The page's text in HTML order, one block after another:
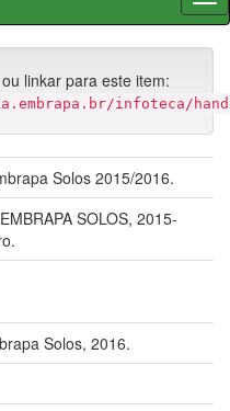
linkar para este item:
infoteca/
Solos 2015/2016.
SOLOS, 2015-
Solos, 2016.